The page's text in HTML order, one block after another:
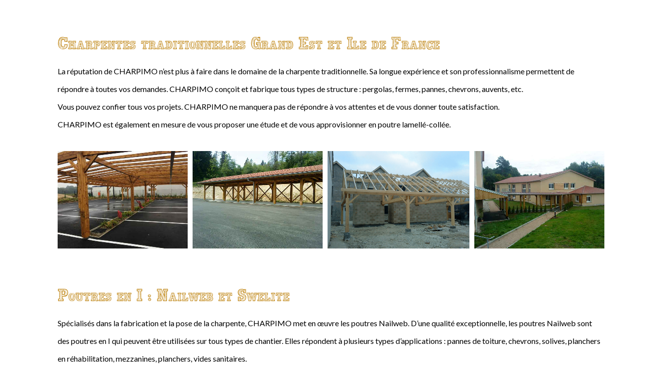
Charpentes traditionnelles Grand Est et Ile de France
La réputation de CHARPIMO n’est plus à faire dans le domaine de la charpente traditionnelle. Sa longue expérience et son professionnalisme permettent de
répondre à toutes vos demandes. CHARPIMO conçoit et fabrique tous types de structure : pergolas, fermes, pannes, chevrons, auvents, etc.
Vous pouvez confier tous vos projets. CHARPIMO ne manquera pas de répondre à vos attentes et de vous donner toute satisfaction.
CHARPIMO est également en mesure de vous proposer une étude et de vous approvisionner en poutre lamellé-collée.
Poutres en I : Nailweb et Swelite
Spécialisés dans la fabrication et la pose de la charpente, CHARPIMO met en œuvre les poutres Nailweb. D’une qualité exceptionnelle, les poutres Nailweb sont
des poutres en I qui peuvent être utilisées sur tous types de chantier. Elles répondent à plusieurs types d’applications : pannes de toiture, chevrons, solives, planchers
en réhabilitation, mezzanines, planchers, vides sanitaires.